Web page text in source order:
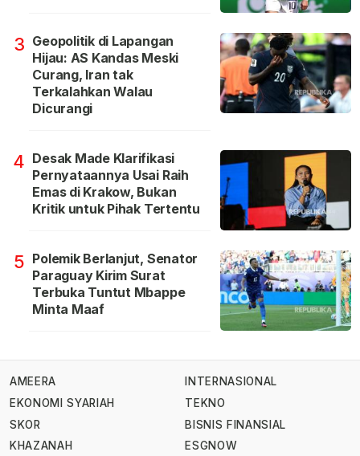
3 Geopolitik di Lapangan
Hijau: AS Kandas Meski
Curang, Iran tak
Terkalahkan Walau
Dicurangi
4 Desak Made Klarifikasi
Pernyataannya Usai Raih
Emas di Krakow, Bukan
Kritik untuk Pihak Tertentu
5 Polemik Berlanjut, Senator
Paraguay Kirim Surat
Terbuka Tuntut Mbappe
Minta Maaf
AMEERA
EKONOMI SYARIAH
SKOR
KHAZANAH
INTERNASIONAL
TEKNO
BISNIS FINANSIAL
ESGNOW